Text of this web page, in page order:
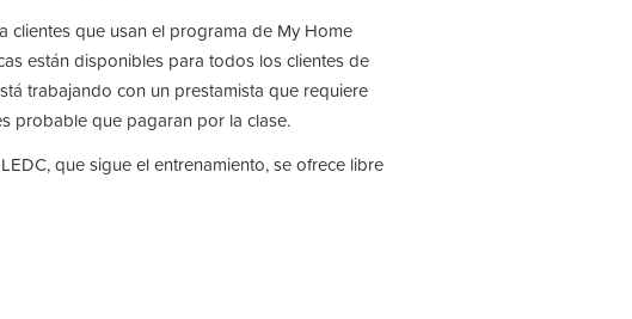
que usan el programa de My Home
están disponibles para todos los clientes de
trabajando con un prestamista que requiere
probable que pagaran por la clase.
que sigue el entrenamiento, se ofrece libre